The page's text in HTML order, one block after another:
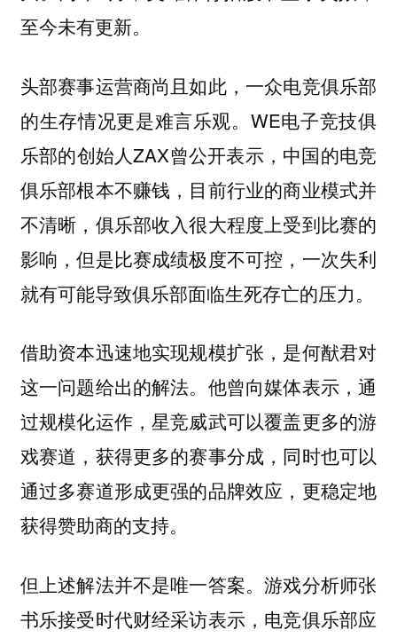
至今未有更新。
头部赛事运营商尚且如此，一众电竞俱乐部
的生存情况更是难言乐观。WE电子竞技俱
乐部的创始人ZAX曾公开表示，中国的电竞
俱乐部根本不赚钱，目前行业的商业模式并
不清晰，俱乐部收入很大程度上受到比赛的
影响，但是比赛成绩极度不可控，一次失利
就有可能导致俱乐部面临生死存亡的压力。
借助资本迅速地实现规模扩张，是何猷君对
这一问题给出的解法。他曾向媒体表示，通
过规模化运作，星竞威武可以覆盖更多的游
戏赛道，获得更多的赛事分成，同时也可以
通过多赛道形成更强的品牌效应，更稳定地
获得赞助商的支持。
但上述解法并不是唯一答案。游戏分析师张
书乐接受时代财经采访表示，电竞俱乐部应